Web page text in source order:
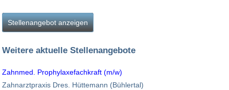
Stellenangebot anzeigen
Weitere aktuelle Stellenangebote
Zahnmed. Prophylaxefachkraft (m/w)
Zahnarztpraxis Dres. Hüttemann (Bühlertal)